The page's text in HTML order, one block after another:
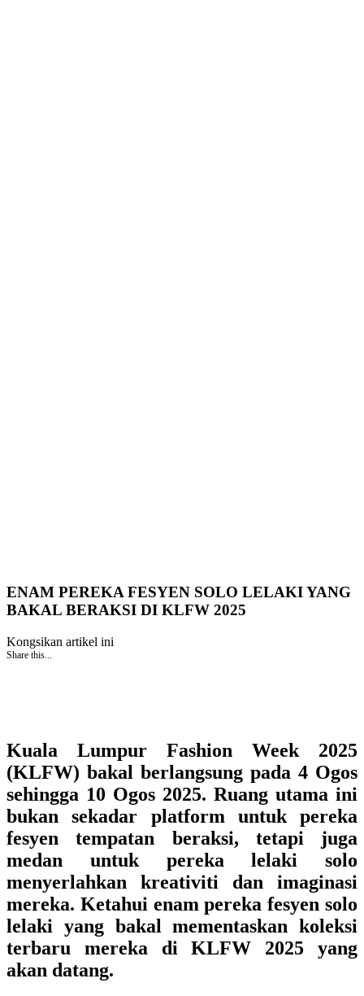
ENAM PEREKA FESYEN SOLO LELAKI YANG
BAKAL BERAKSI DI KLFW 2025
Kongsikan artikel ini
Share this...
​​Kuala Lumpur Fashion Week 2025
(KLFW) bakal berlangsung pada 4 Ogos
sehingga 10 Ogos 2025. Ruang utama ini
bukan sekadar platform untuk pereka
fesyen tempatan beraksi, tetapi juga
medan untuk pereka lelaki solo
menyerlahkan kreativiti dan imaginasi
mereka. Ketahui enam pereka fesyen solo
lelaki yang bakal mementaskan koleksi
terbaru mereka di KLFW 2025 yang
akan datang.